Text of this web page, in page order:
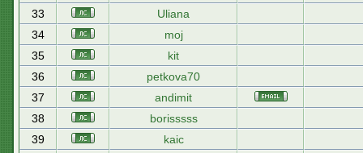
33
Uliana
34
moj
35
kit
36
petkova70
37
andimit
38
borisssss
39
kaic